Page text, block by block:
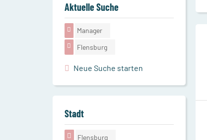
Aktuelle Suche
Manager
Flensburg
Neue Suche starten
Stadt
Flensburg